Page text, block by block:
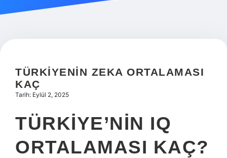
Hakkımızda
TÜRKIYENIN ZEKA ORTALAMASI
KAÇ
Tarih: Eylül 2, 2025
TÜRKIYE’NIN IQ
ORTALAMASI KAÇ?